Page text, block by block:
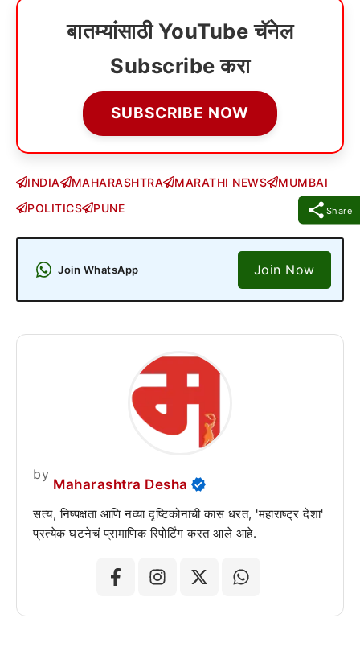
Share
बातम्यांसाठी YouTube चॅनेल
Subscribe करा
SUBSCRIBE NOW
INDIA MAHARASHTRA MARATHI NEWS
MUMBAI
POLITICS
PUNE
Join WhatsApp Join Now
by
Maharashtra Desha
सत्य, निष्पक्षता आणि नव्या दृष्टिकोनाची कास धरत, 'महाराष्ट्र देशा'
प्रत्येक घटनेचं प्रामाणिक रिपोर्टिंग करत आले आहे.